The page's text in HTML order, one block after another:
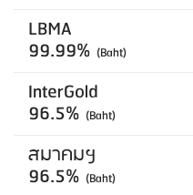
LBMA
99.99% (Baht)
InterGold
96.5% (Baht)
สมาคมฯ
96.5% (Baht)